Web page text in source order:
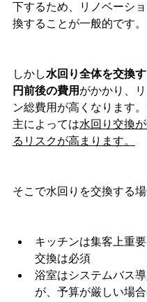
下するため、リノベーシ
換することが一般的です。
しかし水回り全体を交換
円前後の費用 がかかり、
ン総費用が高くなります
主によっては水回り交換
るリスクが高まります。
そこで水回りを交換する
キッチンは集客上重
交換は必須
浴室はシステムバス
が、予算が厳しい場